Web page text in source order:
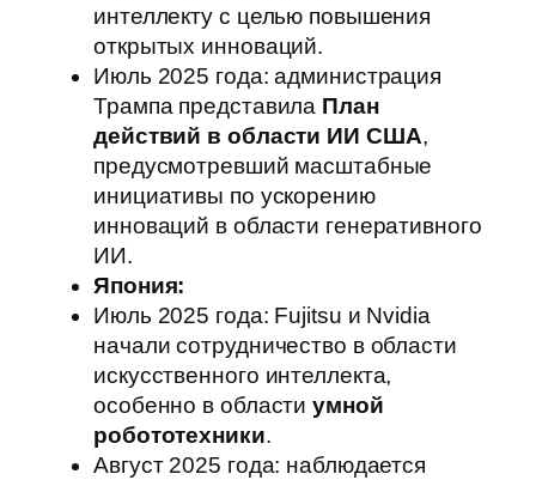
интеллекту с целью повышения
открытых инноваций.
Июль 2025 года: администрация
Трампа представила План
действий в области ИИ США,
предусмотревший масштабные
инициативы по ускорению
инноваций в области генеративного
ИИ.
Япония:
Июль 2025 года: Fujitsu и Nvidia
начали сотрудничество в области
искусственного интеллекта,
особенно в областиумной
робототехники.
Август 2025 года: наблюдается